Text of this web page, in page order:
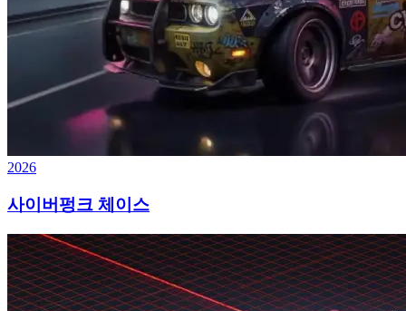
2026
사이버펑크 체이스